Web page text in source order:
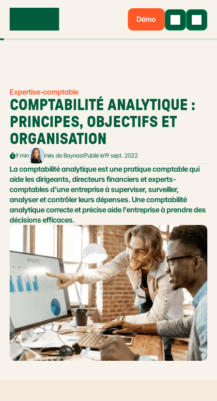
Démo
Expertise-comptable
COMPTABILITÉ ANALYTIQUE :
PRINCIPES, OBJECTIFS ET
ORGANISATION
9 min Inès de BaynastPublié le19 sept. 2022
La comptabilité analytique est une pratique comptable qui
aide les dirigeants, directeurs financiers et experts-
comptables d'une entreprise à superviser, surveiller,
analyser et contrôler leurs dépenses. Une comptabilité
analytique correcte et précise aide l'entreprise à prendre des
décisions efficaces.